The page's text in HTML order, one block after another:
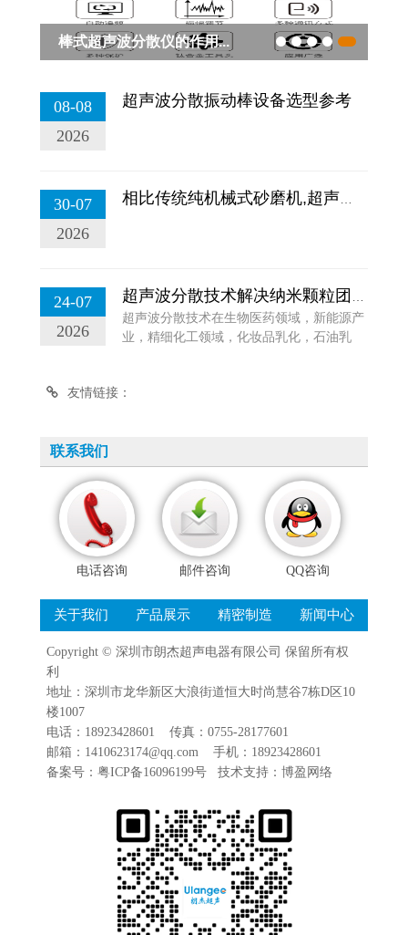
棒式超声波分散仪的作用...
08-08
2026
超声波分散振动棒设备选型参考
30-07
2026
24-07
2026
超声波分散技术在生物医药领域，新能源产
业，精细化工领域，化妆品乳化，石油乳
友情链接：
联系我们
电话咨询 邮件咨询 QQ咨询
关于我们 产品展示 精密制造 新闻中心
Copyright ©深圳市朗杰超声电器有限公司 保留所有权
利
地址：深圳市龙华新区大浪街道恒大时尚慧谷7栋D区10
楼1007
电话：18923428601 传真：0755-28177601
邮箱：1410623174@qq.com 手机：18923428601
备案号：粤ICP备16096199号 技术支持：博盈网络